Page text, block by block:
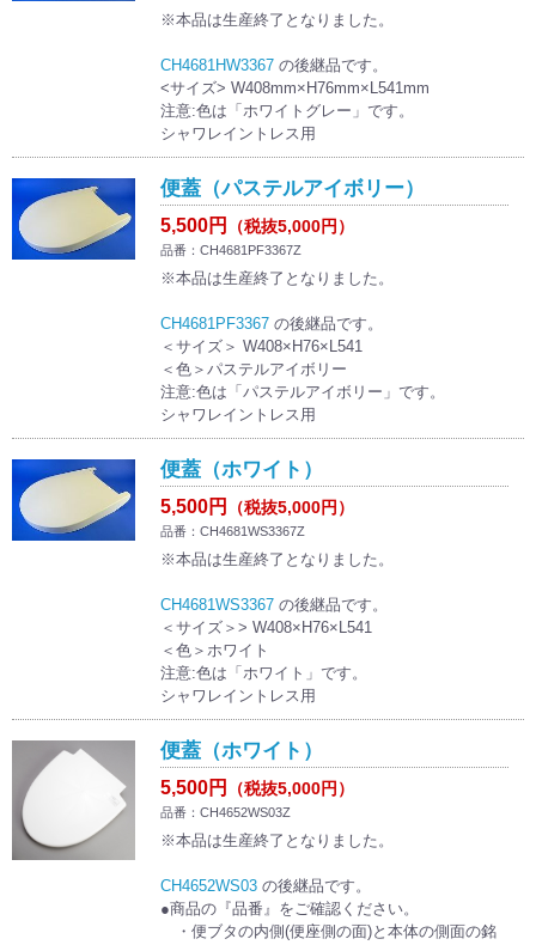
※本品は生産終了となりました。
CH4681HW3367の後継品です。
<サイズ> W408mm×H76mm×L541mm
注意:色は「ホワイトグレー」です。
シャワレイントレス用
便蓋（パステルアイボリー）
5,500円 （税抜5,000円）
品番：CH4681PF3367Z
※本品は生産終了となりました。
CH4681PF3367の後継品です。
＜サイズ＞ W408×H76×L541
＜色＞パステルアイボリー
注意:色は「パステルアイボリー」です。
シャワレイントレス用
便蓋（ホワイト）
5,500円 （税抜5,000円）
品番：CH4681WS3367Z
※本品は生産終了となりました。
CH4681WS3367の後継品です。
＜サイズ＞> W408×H76×L541
＜色＞ホワイト
注意:色は「ホワイト」です。
シャワレイントレス用
便蓋（ホワイト）
5,500円 （税抜5,000円）
品番：CH4652WS03Z
※本品は生産終了となりました。
CH4652WS03の後継品です。
●商品の『品番』をご確認ください。
・便ブタの内側(便座側の面)と本体の側面の銘